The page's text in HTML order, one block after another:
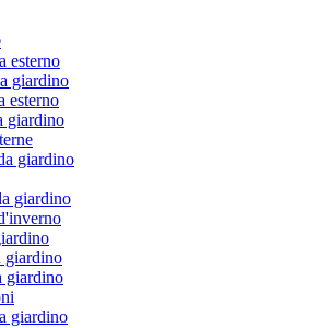
esterno
giardino
esterno
giardino
giardino
giardino
giardino
giardino
giardino